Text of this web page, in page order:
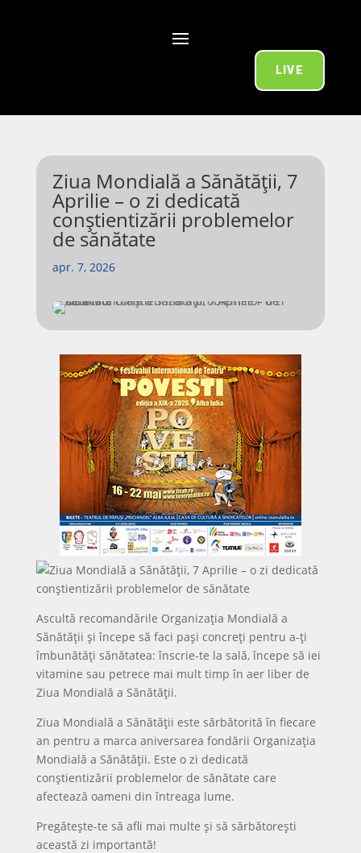
LIVE
Ziua Mondială a Sănătății, 7
Aprilie – o zi dedicată
conștientizării problemelor
de sănătate
apr. 7, 2026
Ascultă recomandările Organizația Mondială a
Sănătății și începe să faci pași concreți pentru a-ți
îmbunătăți sănătatea: înscrie-te la sală, începe să iei
vitamine sau petrece mai mult timp în aer liber de
Ziua Mondială a Sănătății.
Ziua Mondială a Sănătății este sărbătorită în fiecare
an pentru a marca aniversarea fondării Organizația
Mondială a Sănătății. Este o zi dedicată
conștientizării problemelor de sănătate care
afectează oameni din întreaga lume.
Pregătește-te să afli mai multe și să sărbătorești
această zi importantă!